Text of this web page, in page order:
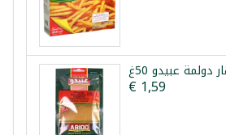
دولمة عبيدو 50غ
€ 1,59